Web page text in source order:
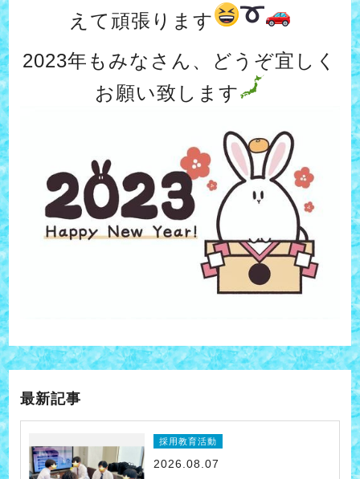
えて頑張ります
2023年もみなさん、どうぞ宜しく
お願い致します
最新記事
採用教育活動
2026.08.07